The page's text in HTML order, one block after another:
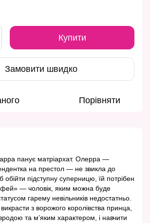
Купити
Замовити швидко
Порівняти
панує матріархат. Олерра —
на престол — не звикла до
обійти підступну суперницю, їй потрібен
— чоловік, яким можна буде
гарему невільників недостатньо.
з ворожого королівства принца,
та м’яким характером, і навчити